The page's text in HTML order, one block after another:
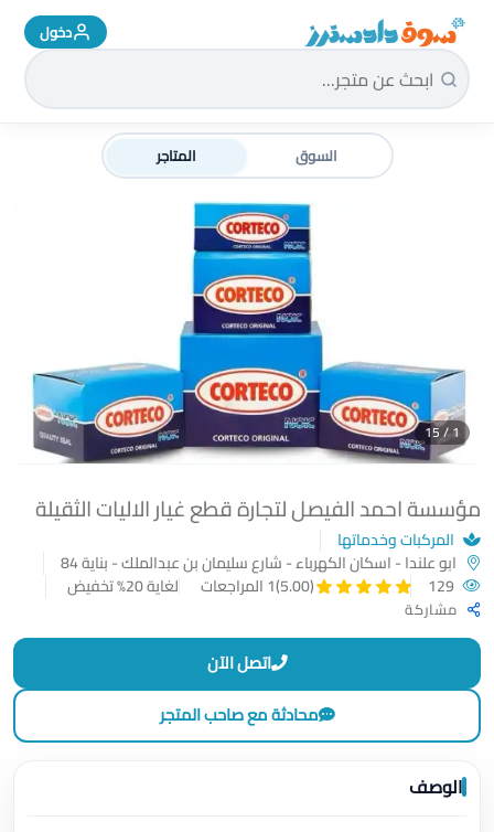
سوق دادسترز الرئيسية دخول
السوق المتاجر
مؤسسة احمد الفيصل لتجارة قطع غيار الاليات الثقيلة
المركبات وخدماتها
ابو علندا - اسكان الكهرباء - شارع سليمان بن عبدالملك - بناية 84
(5.00) 1 المراجعات لغاية 20% تخفيض
مشاركة
1 / 15
اتصل الآن
محادثة مع صاحب المتجر
الوصف